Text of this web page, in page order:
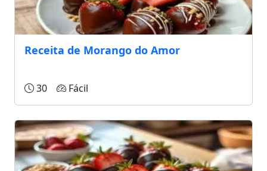
Receita de Morango do Amor
30 Fácil